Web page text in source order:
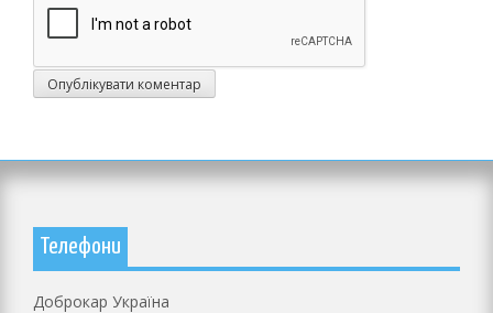
Телефони
Доброкар Україна